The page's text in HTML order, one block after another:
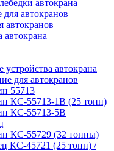
автокрана
автокранов
автокранов
автокрана
для автокранов
55713
КС-55713-1В (25 тонн)
КС-55713-5В
КС-55729 (32 тонны)
КС-45721 (25 тонн) /